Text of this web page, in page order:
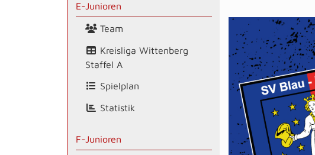
E-Junioren
Team
Kreisliga Wittenberg
Staffel A
Spielplan
Statistik
F-Junioren